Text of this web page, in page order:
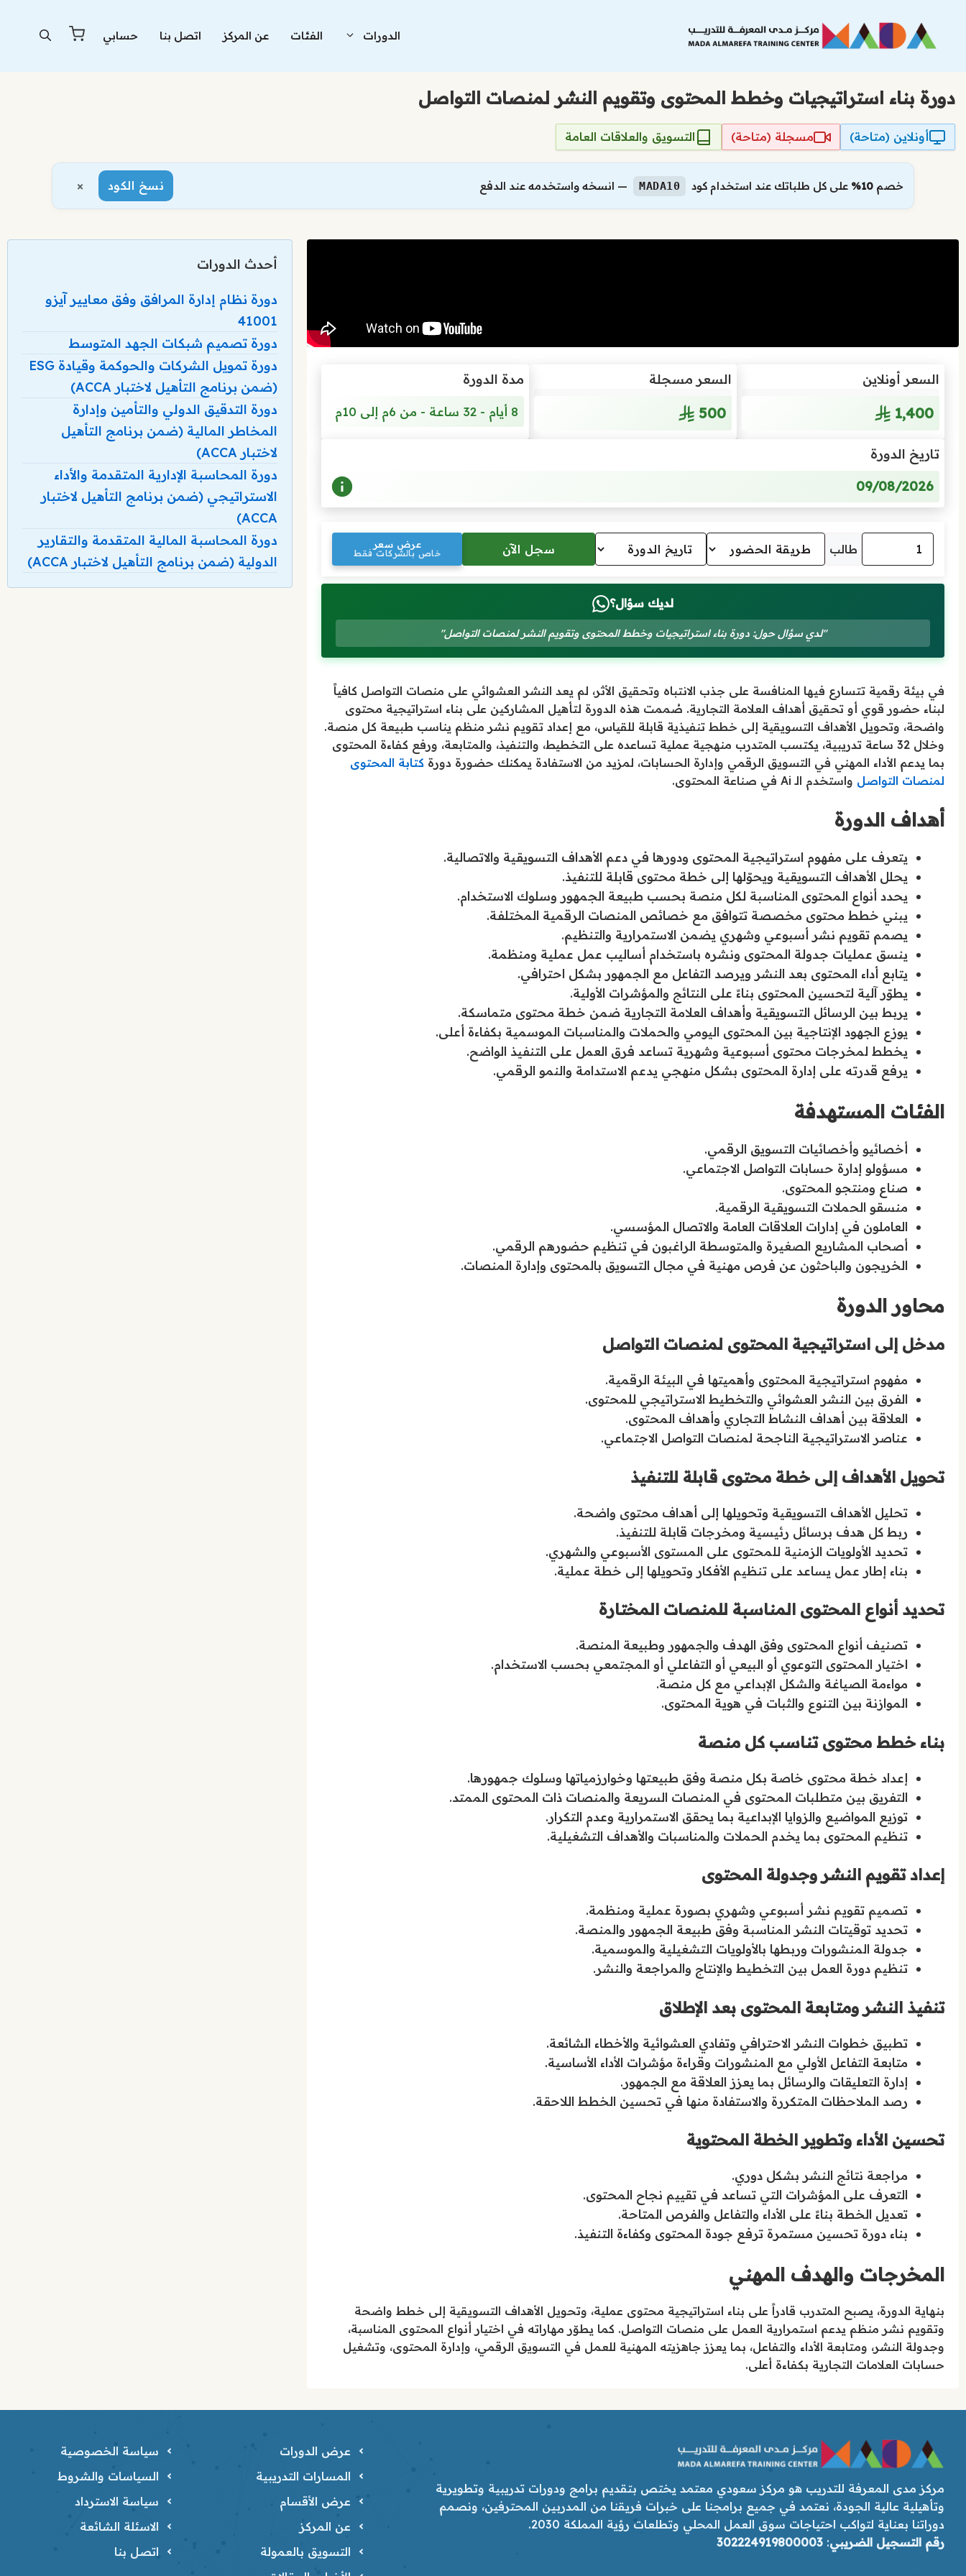
المحتوى
الدورات الفئات عن المركز اتصل بنا حسابي
دورة بناء استراتيجيات وخطط المحتوى وتقويم النشر لمنصات التواصل
أونلاين (متاحة) مسجلة (متاحة) التسويق والعلاقات العامة
خصم 10% على كل طلباتك عند استخدام كود MADA10 — انسخه واستخدمه عند الدفع نسخ الكود ×
السعر أونلاين
1٬400
السعر مسجلة
500
مدة الدورة
8 أيام - 32 ساعة - من 6م إلى 10م
تاريخ الدورة
09/08/2026
طالب عرض سعر
خاص بالشركات فقط
لديك سؤال؟
"لدي سؤال حول: دورة بناء استراتيجيات وخطط المحتوى وتقويم النشر لمنصات التواصل"
في بيئة رقمية تتسارع فيها المنافسة على جذب الانتباه وتحقيق الأثر، لم يعد النشر العشوائي على منصات التواصل كافياً
لبناء حضور قوي أو تحقيق أهداف العلامة التجارية. صُممت هذه الدورة لتأهيل المشاركين على بناء استراتيجية محتوى
واضحة، وتحويل الأهداف التسويقية إلى خطط تنفيذية قابلة للقياس، مع إعداد تقويم نشر منظم يناسب طبيعة كل منصة.
وخلال 32 ساعة تدريبية، يكتسب المتدرب منهجية عملية تساعده على التخطيط، والتنفيذ، والمتابعة، ورفع كفاءة المحتوى
بما يدعم الأداء المهني في التسويق الرقمي وإدارة الحسابات، لمزيد من الاستفادة يمكنك حضورة دورة كتابة المحتوى
لمنصات التواصل واستخدم الـ Ai في صناعة المحتوى.
أهداف الدورة
يتعرف على مفهوم استراتيجية المحتوى ودورها في دعم الأهداف التسويقية والاتصالية.
يحلل الأهداف التسويقية ويحوّلها إلى خطة محتوى قابلة للتنفيذ.
يحدد أنواع المحتوى المناسبة لكل منصة بحسب طبيعة الجمهور وسلوك الاستخدام.
يبني خطط محتوى مخصصة تتوافق مع خصائص المنصات الرقمية المختلفة.
يصمم تقويم نشر أسبوعي وشهري يضمن الاستمرارية والتنظيم.
ينسق عمليات جدولة المحتوى ونشره باستخدام أساليب عمل عملية ومنظمة.
يتابع أداء المحتوى بعد النشر ويرصد التفاعل مع الجمهور بشكل احترافي.
يطوّر آلية لتحسين المحتوى بناءً على النتائج والمؤشرات الأولية.
يربط بين الرسائل التسويقية وأهداف العلامة التجارية ضمن خطة محتوى متماسكة.
يوزع الجهود الإنتاجية بين المحتوى اليومي والحملات والمناسبات الموسمية بكفاءة أعلى.
يخطط لمخرجات محتوى أسبوعية وشهرية تساعد فرق العمل على التنفيذ الواضح.
يرفع قدرته على إدارة المحتوى بشكل منهجي يدعم الاستدامة والنمو الرقمي.
الفئات المستهدفة
أخصائيو وأخصائيات التسويق الرقمي.
مسؤولو إدارة حسابات التواصل الاجتماعي.
صناع ومنتجو المحتوى.
منسقو الحملات التسويقية الرقمية.
العاملون في إدارات العلاقات العامة والاتصال المؤسسي.
أصحاب المشاريع الصغيرة والمتوسطة الراغبون في تنظيم حضورهم الرقمي.
الخريجون والباحثون عن فرص مهنية في مجال التسويق بالمحتوى وإدارة المنصات.
محاور الدورة
مدخل إلى استراتيجية المحتوى لمنصات التواصل
مفهوم استراتيجية المحتوى وأهميتها في البيئة الرقمية.
الفرق بين النشر العشوائي والتخطيط الاستراتيجي للمحتوى.
العلاقة بين أهداف النشاط التجاري وأهداف المحتوى.
عناصر الاستراتيجية الناجحة لمنصات التواصل الاجتماعي.
تحويل الأهداف إلى خطة محتوى قابلة للتنفيذ
تحليل الأهداف التسويقية وتحويلها إلى أهداف محتوى واضحة.
ربط كل هدف برسائل رئيسية ومخرجات قابلة للتنفيذ.
تحديد الأولويات الزمنية للمحتوى على المستوى الأسبوعي والشهري.
بناء إطار عمل يساعد على تنظيم الأفكار وتحويلها إلى خطة عملية.
تحديد أنواع المحتوى المناسبة للمنصات المختارة
تصنيف أنواع المحتوى وفق الهدف والجمهور وطبيعة المنصة.
اختيار المحتوى التوعوي أو البيعي أو التفاعلي أو المجتمعي بحسب الاستخدام.
مواءمة الصياغة والشكل الإبداعي مع كل منصة.
الموازنة بين التنوع والثبات في هوية المحتوى.
بناء خطط محتوى تناسب كل منصة
إعداد خطة محتوى خاصة بكل منصة وفق طبيعتها وخوارزمياتها وسلوك جمهورها.
التفريق بين متطلبات المحتوى في المنصات السريعة والمنصات ذات المحتوى الممتد.
توزيع المواضيع والزوايا الإبداعية بما يحقق الاستمرارية وعدم التكرار.
تنظيم المحتوى بما يخدم الحملات والمناسبات والأهداف التشغيلية.
إعداد تقويم النشر وجدولة المحتوى
تصميم تقويم نشر أسبوعي وشهري بصورة عملية ومنظمة.
تحديد توقيتات النشر المناسبة وفق طبيعة الجمهور والمنصة.
جدولة المنشورات وربطها بالأولويات التشغيلية والموسمية.
تنظيم دورة العمل بين التخطيط والإنتاج والمراجعة والنشر.
تنفيذ النشر ومتابعة المحتوى بعد الإطلاق
تطبيق خطوات النشر الاحترافي وتفادي العشوائية والأخطاء الشائعة.
متابعة التفاعل الأولي مع المنشورات وقراءة مؤشرات الأداء الأساسية.
إدارة التعليقات والرسائل بما يعزز العلاقة مع الجمهور.
رصد الملاحظات المتكررة والاستفادة منها في تحسين الخطط اللاحقة.
تحسين الأداء وتطوير الخطة المحتوية
مراجعة نتائج النشر بشكل دوري.
التعرف على المؤشرات التي تساعد في تقييم نجاح المحتوى.
تعديل الخطة بناءً على الأداء والتفاعل والفرص المتاحة.
بناء دورة تحسين مستمرة ترفع جودة المحتوى وكفاءة التنفيذ.
المخرجات والهدف المهني
بنهاية الدورة، يصبح المتدرب قادراً على بناء استراتيجية محتوى عملية، وتحويل الأهداف التسويقية إلى خطط واضحة
وتقويم نشر منظم يدعم استمرارية العمل على منصات التواصل. كما يطوّر مهاراته في اختيار أنواع المحتوى المناسبة،
وجدولة النشر، ومتابعة الأداء والتفاعل، بما يعزز جاهزيته المهنية للعمل في التسويق الرقمي، وإدارة المحتوى، وتشغيل
حسابات العلامات التجارية بكفاءة أعلى.
أحدث الدورات
دورة نظام إدارة المرافق وفق معايير آيزو
41001
دورة تصميم شبكات الجهد المتوسط
دورة تمويل الشركات والحوكمة وقيادة ESG
(ضمن برنامج التأهيل لاختبار ACCA)
دورة التدقيق الدولي والتأمين وإدارة
المخاطر المالية (ضمن برنامج التأهيل
لاختبار ACCA)
دورة المحاسبة الإدارية المتقدمة والأداء
الاستراتيجي (ضمن برنامج التأهيل لاختبار
ACCA)
دورة المحاسبة المالية المتقدمة والتقارير
الدولية (ضمن برنامج التأهيل لاختبار ACCA)
مركز مدى المعرفة للتدريب هو مركز سعودي معتمد يختص بتقديم برامج ودورات تدريبية وتطويرية
وتأهيلية عالية الجودة، نعتمد في جميع برامجنا على خبرات فريقنا من المدربين المحترفين، ونصمم
دوراتنا بعناية لتواكب احتياجات سوق العمل المحلي وتطلعات رؤية المملكة 2030.
رقم التسجيل الضريبي:
302224919800003
عرض الدورات
المسارات التدريبية
عرض الأقسام
عن المركز
التسويق بالعمولة
سياسة الخصوصية
السياسات والشروط
سياسة الاسترداد
الاسئلة الشائعة
اتصل بنا